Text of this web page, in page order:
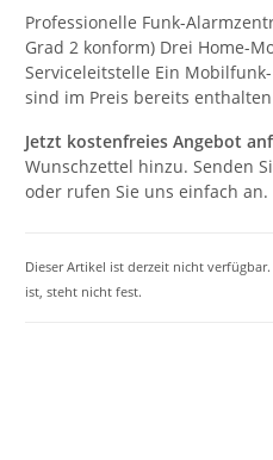
Professionelle Funk-
Grad 2 konform) Drei Home-
Serviceleitstelle Ein
sind im Preis bereits
Jetzt kostenfreies Angebot
Wunschzettel hinzu. Senden
oder rufen Sie uns einfach an.
Dieser Artikel ist derzeit nicht
ist, steht nicht fest.